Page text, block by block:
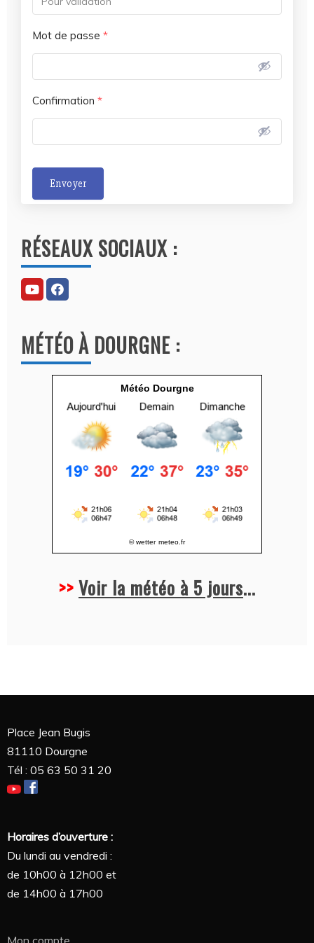
Mot de passe *
Confirmation *
Envoyer
t
e
r
n
t
i
RÉSEAUX SOCIAUX :
MÉTÉO À DOURGNE :
Météo Dourgne
© wetter meteo.fr
>>Voir la météo à 5 jours...
Place Jean Bugis
81110 Dourgne
Tél : 05 63 50 31 20
Horaires d’ouverture :
Du lundi au vendredi :
de 10h00 à 12h00 et
de 14h00 à 17h00